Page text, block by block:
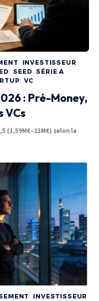
INVESTISSEUR
SEED SÉRIE A
VC
: Pré-Money,
VCs
(1,59M€–23M€) selon la
INVESTISSEUR